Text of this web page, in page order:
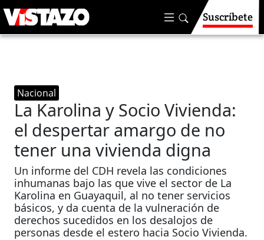
Suscríbete
Nacional
La Karolina y Socio Vivienda:
el despertar amargo de no
tener una vivienda digna
Un informe del CDH revela las condiciones
inhumanas bajo las que vive el sector de La
Karolina en Guayaquil, al no tener servicios
básicos, y da cuenta de la vulneración de
derechos sucedidos en los desalojos de
personas desde el estero hacia Socio Vivienda.